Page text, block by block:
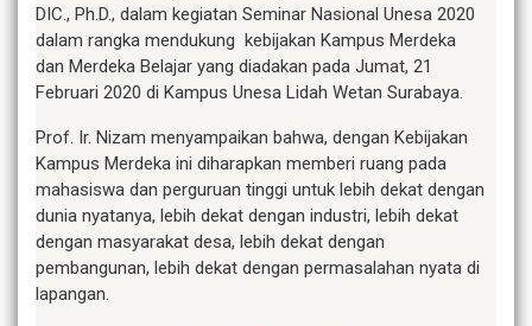
DIC., Ph.D., dalam kegiatan Seminar Nasional Unesa 2020
dalam rangka mendukung kebijakan Kampus Merdeka
dan Merdeka Belajar yang diadakan pada Jumat, 21
Februari 2020 di Kampus Unesa Lidah Wetan Surabaya.
Prof. Ir. Nizam menyampaikan bahwa, dengan Kebijakan
Kampus Merdeka ini diharapkan memberi ruang pada
mahasiswa dan perguruan tinggi untuk lebih dekat dengan
dunia nyatanya, lebih dekat dengan industri, lebih dekat
dengan masyarakat desa, lebih dekat dengan
pembangunan, lebih dekat dengan permasalahan nyata di
lapangan.